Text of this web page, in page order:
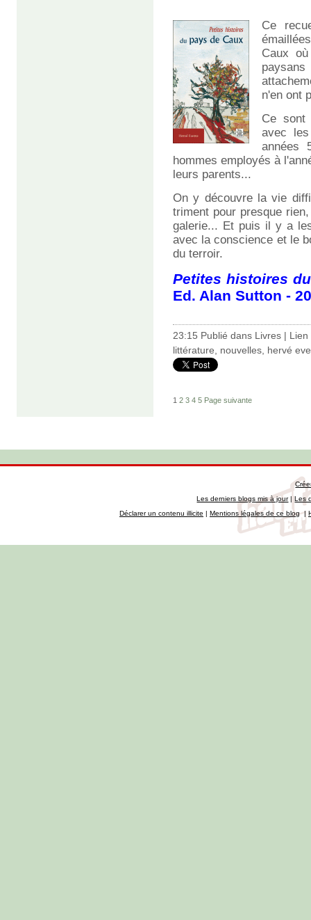
Ce
Caux
n'en ont
Ce sont
avec
années
hommes employés à
leurs parents...
On y découvre la vie
triment pour presque
galerie... Et puis il y a
avec la conscience et le
du terroir.
Petites histoires
Ed. Alan Sutton -
23:15 Publié dans Livres | Lien
littérature
nouvelles hervé
1 2 3 4 5 Page suivante
Les derniers blogs mis à jour|Les
Déclarer un contenu illicite | Mentions légales de ce blog|